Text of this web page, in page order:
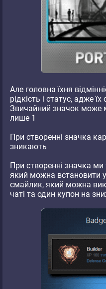
Але головна їхня
рідкість і статус, адже
Звичайний значок може
лише 1
При створенні значка
зникають
При створенні значка
який можна встановити
смайлик, який можна
чаті та один купон на